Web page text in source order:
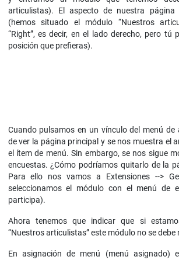
articulistas). El aspecto de nuestra
(hemos situado el módulo “Nuestros
“Right”, es decir, en el lado derecho, pero tú
posición que prefieras).
Cuando pulsamos en un vínculo del menú de
de ver la página principal y se nos muestra el
el ítem de menú. Sin embargo, se nos sigue
encuestas. ¿Cómo podríamos quitarlo de la
Para ello nos vamos a Extensiones -->
seleccionamos el módulo con el menú de
participa).
Ahora tenemos que indicar que si
“Nuestros articulistas” este módulo no se debe
En asignación de menú (menú asignado)